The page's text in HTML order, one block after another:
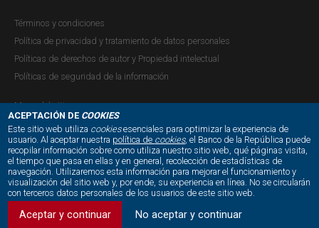
Si desea buscar otra publicación o requiere realizar filtros
más específicos de esta serie, consulte nuestro
de publicaciones
ACEPTACIÓN DE COOKIES
Este sitio web utiliza cookiesesenciales para optimizar la experiencia de
usuario. Al aceptar nuestra política de cookies, el Banco de la República puede
recopilar información sobre como utiliza nuestro sitio web, qué páginas visita,
el tiempo que pasa en ellas y en general, recolección de estadísticas de
navegación. Utilizaremos esta información para mejorar el funcionamiento y
visualización del sitio web y, por ende, su experiencia en línea. No se circularán
con terceros datos personales de los usuarios de este sitio web.
Aceptar y continuar No aceptar y continuar
Términos y condiciones
Política de privacidad y tratamiento de datos personales
Políticas de derechos de autor y Propiedad intelectual
Políticas de seguridad de la información
Mapa del sitio
NUESTRAS REDES SOCIALES: